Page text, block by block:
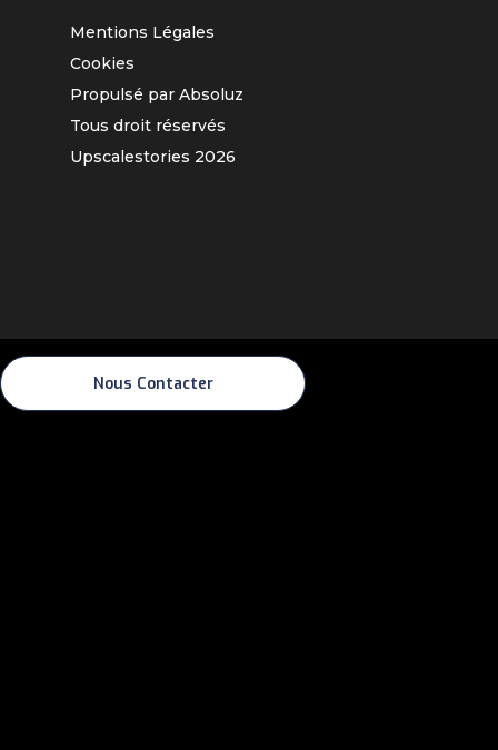
Mentions Légales
Cookies
Propulsé par Absoluz
Tous droit réservés
Upscalestories 2026
Nous Contacter